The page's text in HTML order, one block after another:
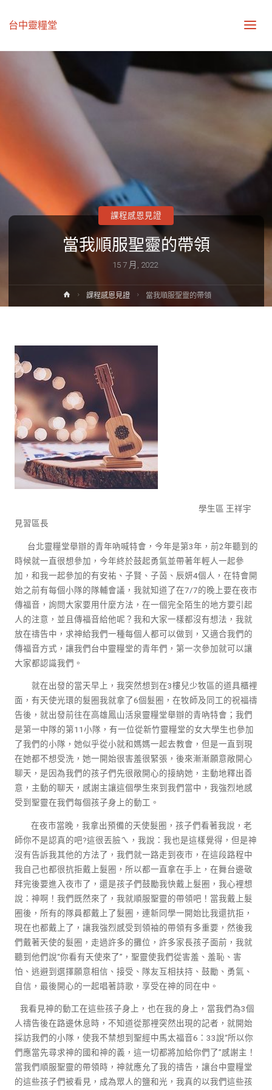
台中靈糧堂
當我順服聖靈的帶領
15 7 月, 2022
課程感恩見證
課程感恩見證 當我順服聖靈的帶領
學生區 王祥宇
見習區長
台北靈糧堂舉辦的青年吶喊特會，今年是第3年，前2年聽到的
時候就一直很想參加，今年終於鼓起勇氣並帶著年輕人一起參
加，和我一起參加的有安祐、子賢、子茵、辰妍4個人，在特會開
始之前有每個小隊的隊輔會議，我就知道了在7/7的晚上要在夜市
傳福音，詢問大家要用什麼方法，在一個完全陌生的地方要引起
人的注意，並且傳福音給他呢？我和大家一樣都沒有想法，我就
放在禱告中，求神給我們一種每個人都可以做到，又適合我們的
傳福音方式，讓我們台中靈糧堂的青年們，第一次參加就可以讓
大家都認識我們。
就在出發的當天早上，我突然想到在3樓兒少牧區的道具櫃裡
面，有天使光環的髮圈我就拿了6個髮圈，在牧師及同工的祝福禱
告後，就出發前往在高雄鳳山活泉靈糧堂舉辦的青吶特會；我們
是第一中隊的第11小隊，有一位從新竹靈糧堂的女大學生也參加
了我們的小隊，她似乎從小就和媽媽一起去教會，但是一直到現
在她都不想受洗，她一開始很害羞很緊張，後來漸漸願意敞開心
聊天，是因為我們的孩子們先很敞開心的接納她，主動地釋出善
意，主動的聊天，感謝主讓這個學生來到我們當中，我強烈地感
受到聖靈在我們每個孩子身上的動工。
在夜市當晚，我拿出預備的天使髮圈，孩子們看著我說，老
師你不是認真的吧?這很丟臉ㄟ，我說：我也是這樣覺得，但是神
沒有告訴我其他的方法了，我們就一路走到夜市，在這段路程中
我自己也都很抗拒戴上髮圈，所以都一直拿在手上，在舞台邊敬
拜完後要進入夜市了，還是孩子們鼓勵我快戴上髮圈，我心裡想
說：神啊！我們既然來了，我就順服聖靈的帶領吧！當我戴上髮
圈後，所有的隊員都戴上了髮圈，連新同學一開始比我還抗拒，
現在也都戴上了，讓我強烈感受到領袖的帶領有多重要，然後我
們戴著天使的髮圈，走過許多的攤位，許多家長孩子面前，我就
聽到他們說“你看有天使來了”，聖靈使我們從害羞、羞恥、害
怕、逃避到選擇願意相信、接受、隊友互相扶持、鼓勵、勇氣、
自信，最後開心的一起唱著詩歌，享受在神的同在中。
我看見神的動工在這些孩子身上，也在我的身上，當我們為3個
人禱告後在路邊休息時，不知道從那裡突然出現的記者，就開始
採訪我們的小隊，使我不禁想到聖經中馬太福音6：33說“所以你
們應當先尋求神的國和神的義，這一切都將加給你們了”感謝主！
當我們順服聖靈的帶領時，神就應允了我的禱告，讓台中靈糧堂
的這些孩子們被看見，成為眾人的鹽和光，我真的以我們這些孩